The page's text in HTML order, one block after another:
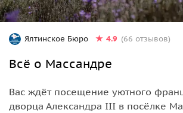
Ялтинское Бюро 4.9 (66 отзывов)
Всё о Массандре
Вас ждёт посещение уютного
дворца Александра III в посёлке